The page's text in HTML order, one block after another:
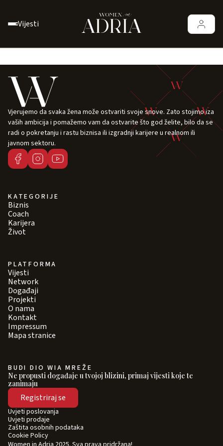
Vijesti
Vjerujemo da svaka žena može ostvariti svoje snove. Zato stojimo iza
vaših ambicija i pomažemo vam da ostvarite što god želite, bilo da se
radi o pokretanju i rastu biznisa ili izgradnji karijere u realnom ili
javnom sektoru.
KATEGORIJE
Biznis
Coach
Karijera
Život
PLATFORMA
Vijesti
Network
Događaji
Projekti
O nama
Kontakt
Impressum
Mapa stranice
BUDI DIO WIA MREŽE
Ne propusti događaje u tvojoj blizini, primaj vijesti koje te
zanimaju
Registriraj se
Uvjeti poslovanja
Uvjeti prodaje
Zaštita osobnih podataka
Cookie Policy